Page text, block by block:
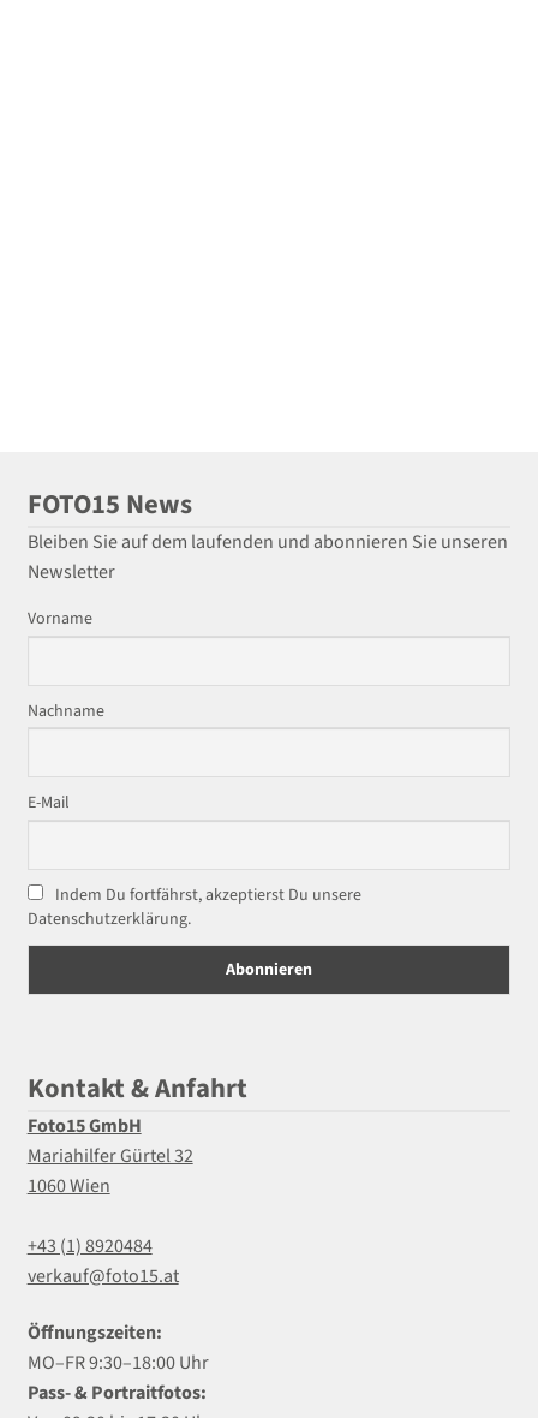
FOTO15 News
Bleiben Sie auf dem laufenden und abonnieren Sie unseren
Newsletter
Vorname
Nachname
E-Mail
Indem Du fortfährst, akzeptierst Du unsere
Datenschutzerklärung.
Kontakt & Anfahrt
Foto15 GmbH
Mariahilfer Gürtel 32
1060 Wien
+43 (1) 8920484
verkauf@foto15.at
Öffnungszeiten:
MO–FR 9:30–18:00 Uhr
Pass- & Portraitfotos: